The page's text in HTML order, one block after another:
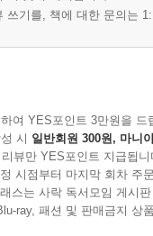
쓰기를, 책에 대한 문의는
여 YES포인트 3만원을 드
시 일반회원 300원, 마니
뷰만 YES포인트 지급됩니
시점부터 마지막 회차 주
스는 사락 독서모임 게시
ray, 패션 및 판매금지 상